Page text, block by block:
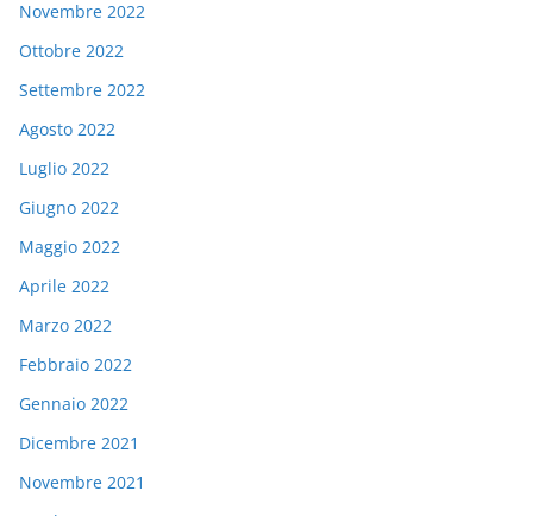
Novembre 2022
Ottobre 2022
Settembre 2022
Agosto 2022
Luglio 2022
Giugno 2022
Maggio 2022
Aprile 2022
Marzo 2022
Febbraio 2022
Gennaio 2022
Dicembre 2021
Novembre 2021